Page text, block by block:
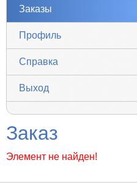
Заказы
Профиль
Справка
Выход
Заказ
Элемент не найден!